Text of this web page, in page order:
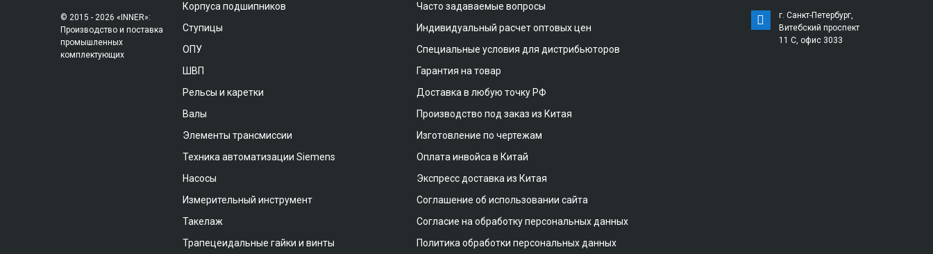
© 2015 - 2026 «INNER»:
Производство и поставка
промышленных
комплектующих
Корпуса подшипников
Ступицы
ОПУ
ШВП
Рельсы и каретки
Валы
Элементы трансмиссии
Техника автоматизации Siemens
Насосы
Измерительный инструмент
Такелаж
Трапецеидальные гайки и винты
Часто задаваемые вопросы
Индивидуальный расчет оптовых цен
Специальные условия для дистрибьюторов
Гарантия на товар
Доставка в любую точку РФ
Производство под заказ из Китая
Изготовление по чертежам
Оплата инвойса в Китай
Экспресс доставка из Китая
Соглашение об использовании сайта
Согласие на обработку персональных данных
Политика обработки персональных данных
г. Санкт-Петербург,
Витебский проспект
11 С, офис 3033